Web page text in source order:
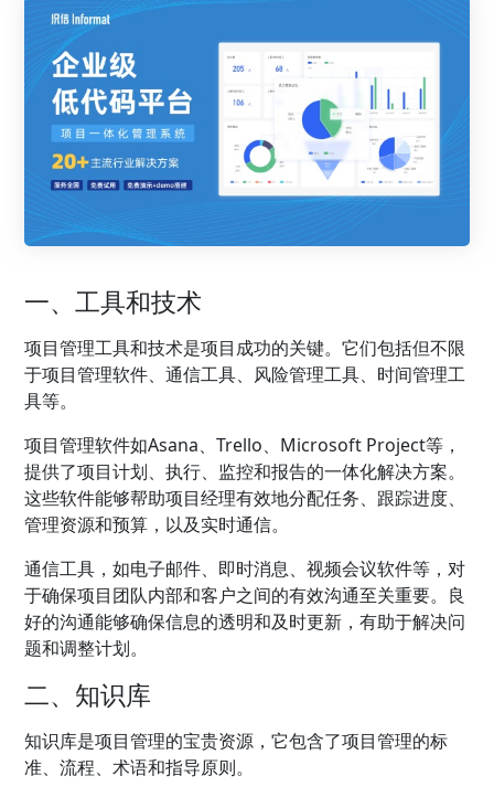
一、工具和技术
项目管理工具和技术是项目成功的关键。它们包括但不限
于项目管理软件、通信工具、风险管理工具、时间管理工
具等。
项目管理软件如Asana、Trello、Microsoft Project等，
提供了项目计划、执行、监控和报告的一体化解决方案。
这些软件能够帮助项目经理有效地分配任务、跟踪进度、
管理资源和预算，以及实时通信。
通信工具，如电子邮件、即时消息、视频会议软件等，对
于确保项目团队内部和客户之间的有效沟通至关重要。良
好的沟通能够确保信息的透明和及时更新，有助于解决问
题和调整计划。
二、知识库
知识库是项目管理的宝贵资源，它包含了项目管理的标
准、流程、术语和指导原则。